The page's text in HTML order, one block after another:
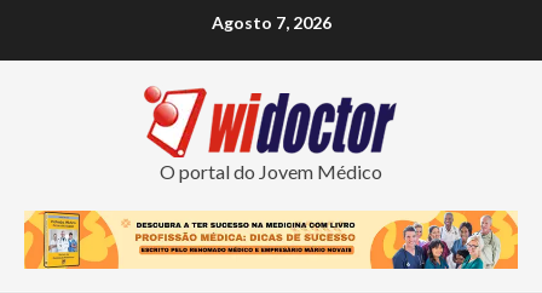
Agosto 7, 2026
O portal do Jovem Médico